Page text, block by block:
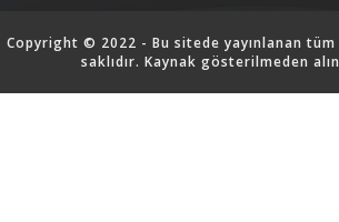
Copyright © 2022 - Bu sitede yayınlanan
saklıdır. Kaynak gösterilmeden